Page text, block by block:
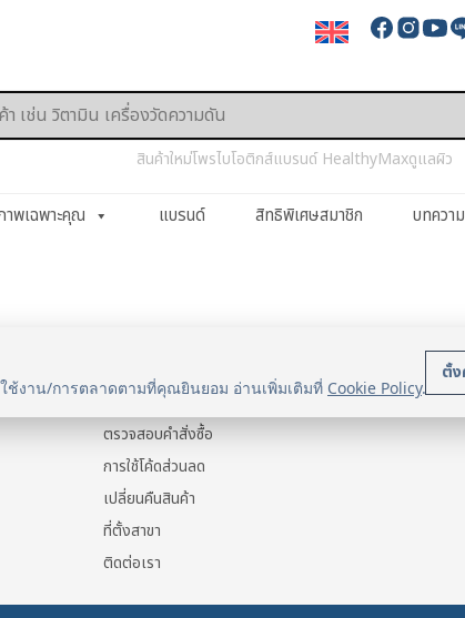
สินค้าใหม่โพรไบโอติกส์แบรนด์ HealthyMaxดูแลผิว
พเฉพาะคุณ แบรนด์ สิทธิพิเศษสมาชิก บทควา
ใช้งาน/การตลาดตามที่คุณยินยอม อ่านเพิ่มเติมที่ Cookie Policy.
ตั้
แจ้งการชำระเงิน
ตรวจสอบคำสั่งซื้อ
การใช้โค้ดส่วนลด
เปลี่ยนคืนสินค้า
ที่ตั้งสาขา
ติดต่อเรา